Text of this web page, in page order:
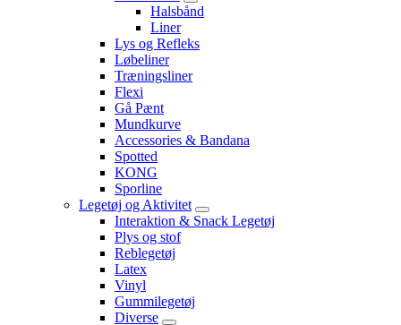
Halsbånd
Liner
Lys og Refleks
Løbeliner
Træningsliner
Flexi
Gå Pænt
Mundkurve
Accessories & Bandana
Spotted
KONG
Sporline
Legetøj og Aktivitet
Interaktion & Snack Legetøj
Plys og stof
Reblegetøj
Latex
Vinyl
Gummilegetøj
Diverse